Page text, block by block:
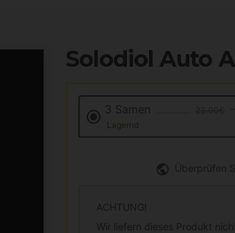
Solodiol Auto
3 Samen
Lagernd
Überprüfen
ACHTUNG!
Wir liefern dieses Produkt